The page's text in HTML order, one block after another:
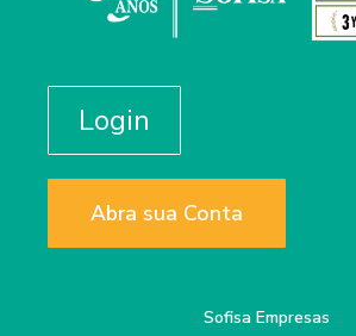
Login
Abra sua Conta
Sofisa Empresas